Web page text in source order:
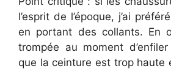
l’esprit de l’époque, j’ai
en portant des collants. En
trompée au moment
que la ceinture est trop haute